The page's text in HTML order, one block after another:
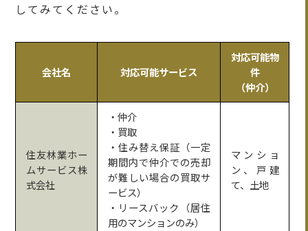
してみてください。
会社名 対応可能サービス
対応可能物
件
（仲介）
住友林業ホー
ムサービス株
式会社
・仲介
・買取
・住み替え保証（一定
期間内で仲介での売却
が難しい場合の買取サ
ービス）
・リースバック（居住
用のマンションのみ）
マンショ
ン、戸建
て、土地